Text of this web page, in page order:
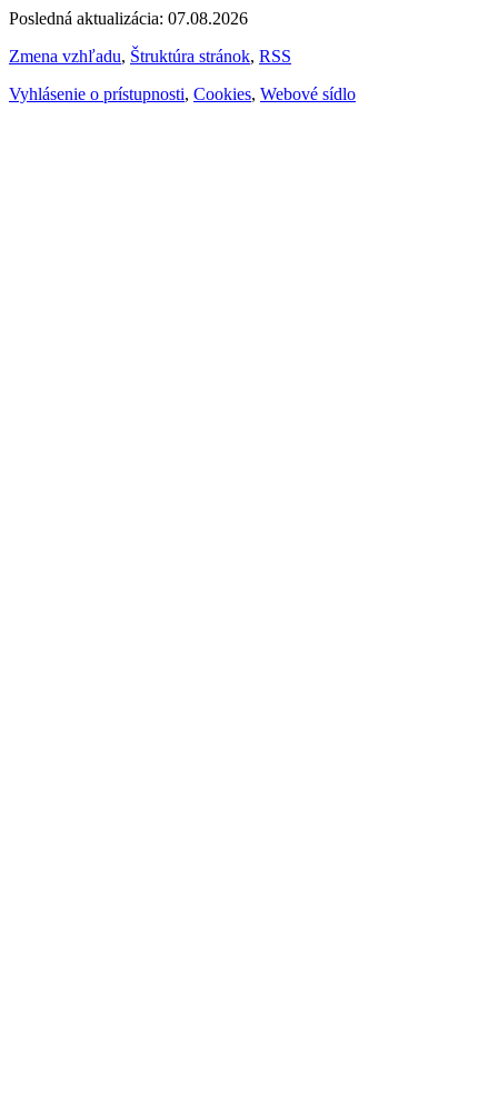
Posledná aktualizácia: 07.08.2026
Zmena vzhľadu, Štruktúra stránok, RSS
Vyhlásenie o prístupnosti, Cookies, Webové sídlo